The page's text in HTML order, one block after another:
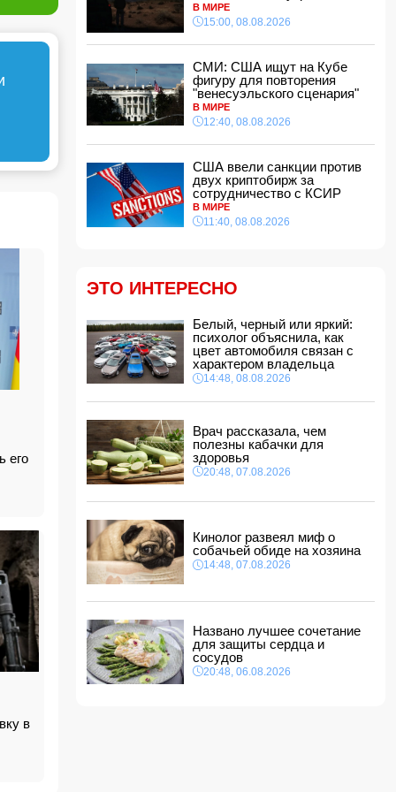
его
в
Новая Зеландия ввела 35-й пакет санкций
против России
Защитник "Барселоны" Рональд Араухо
переходит в "Ливерпуль"
12:12, 08.08.2026
В мире зафиксирован рекордный рост цен на
продукты
12:00, 08.08.2026
В Гобустанском районе Hyundai врезался в
фонарный столб: есть погибший
11:48, 08.08.2026
Фон дер Ляйен захотела пресечь доходы
11:34, 08.08.2026
Дочь Успенской решила взять фамилию
матери
11:32, 08.08.2026
В ФИФА прокомментировали обвинения
11:30, 08.08.2026
СМИ: Пентагон закупит лазерные
противодроновые установки на 400 млн
долларов
Миру грозит дефицит важнейшего продукта
11:24, 08.08.2026
Анна Седокова отреагировала на статус
"черной вдовы"
В МИРЕ
15:00, 08.08.2026
СМИ: США ищут на Кубе
фигуру для повторения
"венесуэльского сценария"
В МИРЕ
12:40, 08.08.2026
США ввели санкции против
двух криптобирж за
сотрудничество с КСИР
В МИРЕ
11:40, 08.08.2026
ЭТО ИНТЕРЕСНО
Белый, черный или яркий:
психолог объяснила, как
цвет автомобиля связан с
характером владельца
14:48, 08.08.2026
Врач рассказала, чем
полезны кабачки для
здоровья
20:48, 07.08.2026
Кинолог развеял миф о
собачьей обиде на хозяина
14:48, 07.08.2026
Названо лучшее сочетание
для защиты сердца и
сосудов
20:48, 06.08.2026